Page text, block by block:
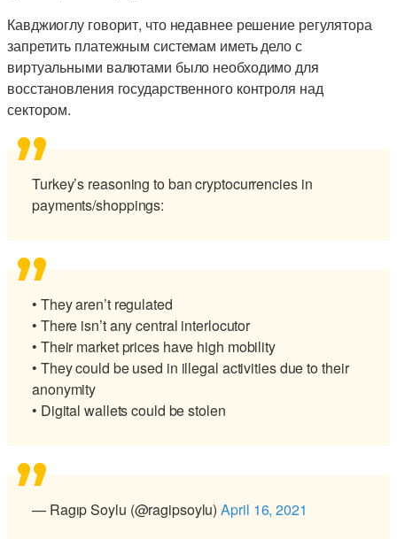
Кавджиоглу говорит, что недавнее решение регулятора
запретить платежным системам иметь дело с
виртуальными валютами было необходимо для
восстановления государственного контроля над
сектором.
Turkey’s reasoning to ban cryptocurrencies in
payments/shoppings:
• They aren’t regulated
• There isn’t any central interlocutor
• Their market prices have high mobility
• They could be used in illegal activities due to their
anonymity
• Digital wallets could be stolen
— Ragıp Soylu (@ragipsoylu)April 16, 2021